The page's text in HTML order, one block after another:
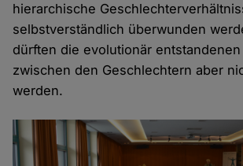
hierarchische
selbstverständlich überwunden
dürften die evolutionär
zwischen den Geschlechtern aber
werden.